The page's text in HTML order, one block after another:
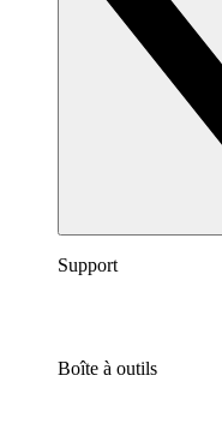
Support
Boîte à outils